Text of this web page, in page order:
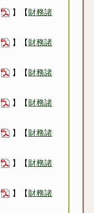
】【 財務諸
】【 財務諸
】【 財務諸
】【 財務諸
】【 財務諸
】【 財務諸
】【 財務諸